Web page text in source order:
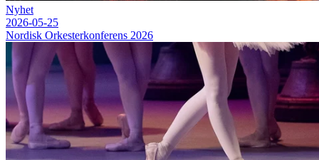
Nyhet
2026-05-25
Nordisk Orkesterkonferens 2026